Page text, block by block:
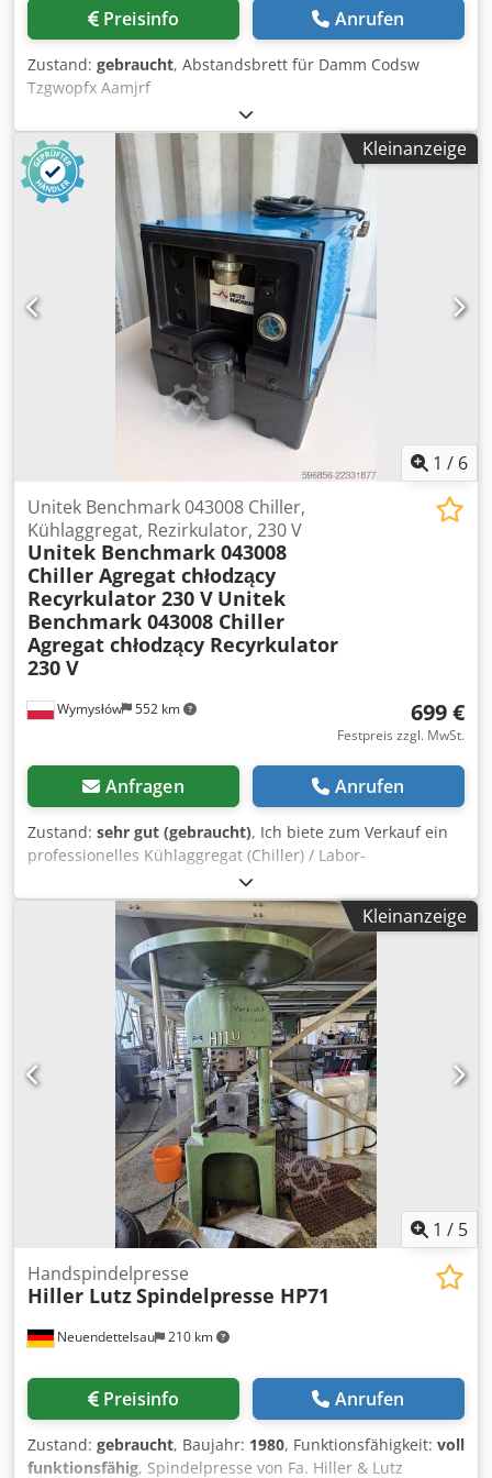
SINUMERIK 840 D Abmessungen & Gewicht Abmessungen
(L x B x H): 10000 x 6000 x 3800 mm Maschinengewicht: ca.
im 2-Schicht + Geisterschicht-Betrieb gearbeitet. Der
vorherige Nutzer schätzt die Betriebsstunden für 20 Jahre
Betriebsdauer auf circa 100.000 Stunden). AUSSTATTUNG
Direkte Messung durch Glasmaßstäbe
Kühlmitteleinrichtung 1250 l Druckerhöhungspumpe 11
bar (Kühlmittel) Kühlmittel durch die Spindel 25/50 bar
(IKZ) Ausblasvorrichtung für Spindelkonus
Papierfilteranlage Späneförderer
Palettenwechseleinrichtung 2 Paletten Satz
Werkzeughalter Kühlmittel-/ Nebelabsaugung Messtaster
Preisinfo Anrufen
Zustand: gebraucht, Abstandsbrett für Damm Codsw
Tzgwopfx Aamjrf
Kleinanzeige
1 / 6
Wymysłów 552 km
Unitek Benchmark 043008 Chiller,
Kühlaggregat, Rezirkulator, 230 V
Unitek Benchmark 043008
Chiller Agregat chłodzący
Recyrkulator 230 V Unitek
Benchmark 043008 Chiller
Agregat chłodzący Recyrkulator
230 V
699 €
Festpreis zzgl. MwSt.
Anfragen Anrufen
Zustand: sehr gut (gebraucht), Ich biete zum Verkauf ein
professionelles Kühlaggregat (Chiller) / Labor-
Recirkulationsgerät Unitek Benchmark an. Das Gerät ist für
die Kühlung und die Aufrechterhaltung einer konstanten
Temperatur von Flüssigkeiten in Laboranlagen,
Messgeräten, Lasern, medizinischen Geräten und anderen
Systemen vorgesehen, die einen Kühlkreislauf erfordern.
Credozlutgspfx Aamsf Das Gehäuse ist aus lackiertem
Stahl gefertigt, und der Tank ist eine robuste Konstruktion,
die beständig gegen die Einwirkung von Kühlflüssigkeiten
ist. Technische Daten: Hersteller: Unitek Benchmark
Artikelnummer: 043008 Seriennummer: LJ080297F
Spannung: 230 V AC Strom: 3,1 A 1 Phase Frequenz: 50/60
Hz Zustand: Gebraucht. Optischer Zustand sehr gut.
Verkauft wird das Gerät in genau dem Zustand, wie er auf
den Fotos dargestellt ist.
Kleinanzeige
1 / 5
Neuendettelsau 210 km
Handspindelpresse
Hiller LutzSpindelpresse HP71
Preisinfo Anrufen
Zustand: gebraucht, Baujahr: 1980, Funktionsfähigkeit: voll
funktionsfähig, Spindelpresse von Fa. Hiller & Lutz